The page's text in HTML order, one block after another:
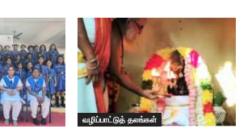
வழிப்பாட்டுத் தலங்கள்